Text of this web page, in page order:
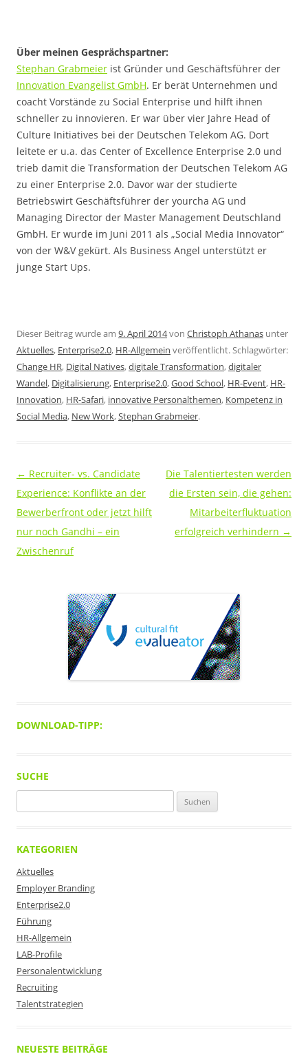
Über meinen Gesprächspartner:
Stephan Grabmeier ist Gründer und Geschäftsführer der
Innovation Evangelist GmbH. Er berät Unternehmen und
coacht Vorstände zu Social Enterprise und hilft ihnen
schneller zu innovieren. Er war über vier Jahre Head of
Culture Initiatives bei der Deutschen Telekom AG. Dort
leitete er u.a. das Center of Excellence Enterprise 2.0 und
trieb damit die Transformation der Deutschen Telekom AG
zu einer Enterprise 2.0. Davor war der studierte
Betriebswirt Geschäftsführer der yourcha AG und
Managing Director der Master Management Deutschland
GmbH. Er wurde im Juni 2011 als „Social Media Innovator“
von der W&V gekürt. Als Business Angel unterstützt er
junge Start Ups.
Dieser Beitrag wurde am 9. April 2014von Christoph Athanas unter
Aktuelles, Enterprise2.0, HR-Allgemein veröffentlicht. Schlagwörter:
Change HR, Digital Natives,digitale Transformation,digitaler
Wandel, Digitalisierung, Enterprise2.0,Good School, HR-Event, HR-
Innovation, HR-Safari, innovative Personalthemen, Kompetenz in
Social Media, New Work,Stephan Grabmeier.
Beitragsnavigation
← Recruiter- vs. Candidate
Experience: Konflikte an der
Bewerberfront oder jetzt hilft
nur noch Gandhi – ein
Zwischenruf
Die Talentiertesten werden
die Ersten sein, die gehen:
Mitarbeiterfluktuation
erfolgreich verhindern →
DOWNLOAD-TIPP:
SUCHE
nach:
KATEGORIEN
Aktuelles
Employer Branding
Enterprise2.0
Führung
HR-Allgemein
LAB-Profile
Personalentwicklung
Recruiting
Talentstrategien
NEUESTE BEITRÄGE